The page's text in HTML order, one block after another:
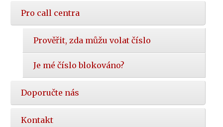
Pro call centra
Prověřit, zda můžu volat číslo
Je mé číslo blokováno?
Doporučte nás
Kontakt